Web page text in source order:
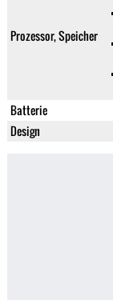
Prozessor, Speicher
Batterie
Design